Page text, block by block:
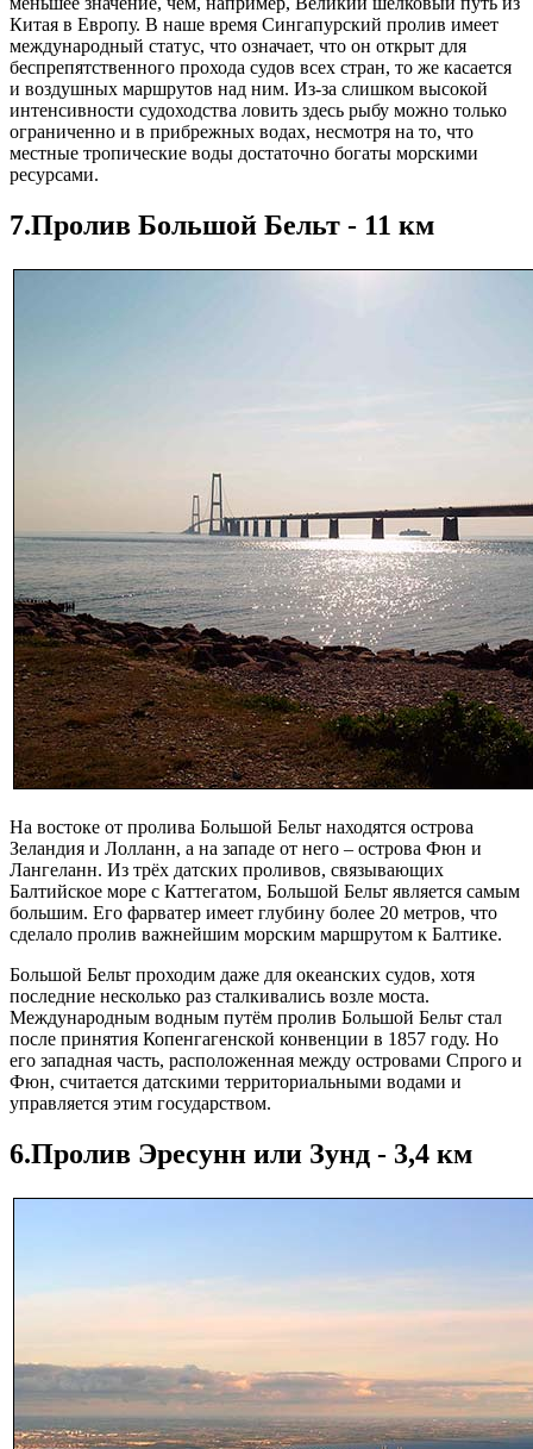
Китая в Европу. В наше время Сингапурский пролив имеет
международный статус, что означает, что он открыт для
беспрепятственного прохода судов всех стран, то же касается
и воздушных маршрутов над ним. Из-за слишком высокой
интенсивности судоходства ловить здесь рыбу можно только
ограниченно и в прибрежных водах, несмотря на то, что
местные тропические воды достаточно богаты морскими
ресурсами.
7.Пролив Большой Бельт - 11 км
На востоке от пролива Большой Бельт находятся острова
Зеландия и Лолланн, а на западе от него – острова Фюн и
Лангеланн. Из трёх датских проливов, связывающих
Балтийское море с Каттегатом, Большой Бельт является самым
большим. Его фарватер имеет глубину более 20 метров, что
сделало пролив важнейшим морским маршрутом к Балтике.
Большой Бельт проходим даже для океанских судов, хотя
последние несколько раз сталкивались возле моста.
Международным водным путём пролив Большой Бельт стал
после принятия Копенгагенской конвенции в 1857 году. Но
его западная часть, расположенная между островами Спрого и
Фюн, считается датскими территориальными водами и
управляется этим государством.
6.Пролив Эресунн или Зунд - 3,4 км